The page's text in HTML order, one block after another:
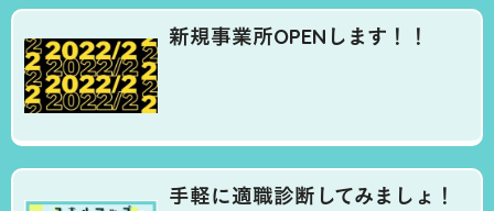
新規事業所OPENします！！
手軽に適職診断してみましょ！